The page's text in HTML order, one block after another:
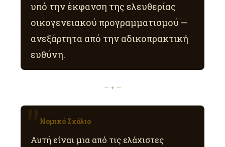
υπό την έκφανση της ελευθερίας
οικογενειακού προγραμματισμού —
ανεξάρτητα από την αδικοπρακτική
ευθύνη.
— ✦ —
Νομικό Σχόλιο
Αυτή είναι μια από τις ελάχιστες